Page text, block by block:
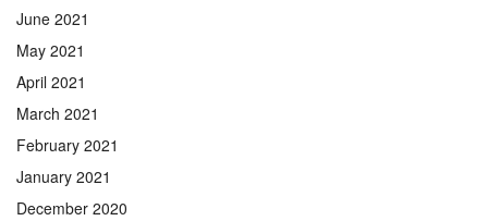
June 2021
May 2021
April 2021
March 2021
February 2021
January 2021
December 2020